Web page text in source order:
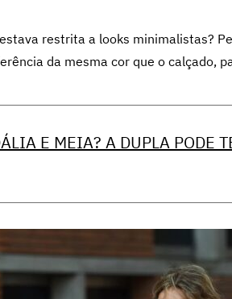
restrita a looks minimalistas?
da mesma cor que o calçado,
E MEIA? A DUPLA PODE